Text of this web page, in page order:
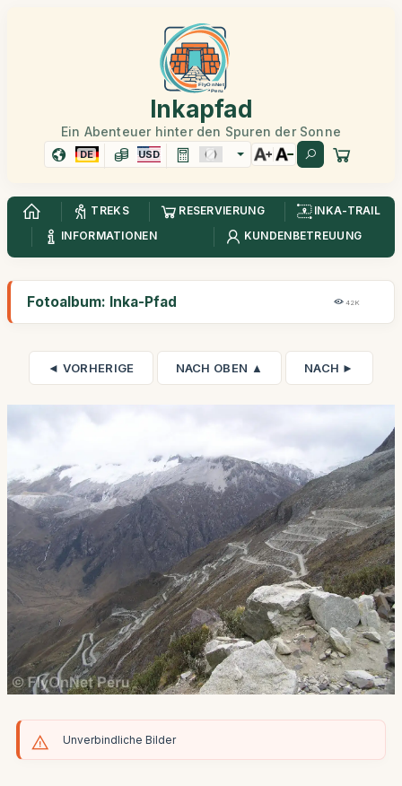
Inkapfad
Ein Abenteuer hinter den Spuren der Sonne
DE USD
TREKS RESERVIERUNG
INKA-TRAIL
INFORMATIONEN
KUNDENBETREUUNG
Fotoalbum: Inka-Pfad 42K
◄ VORHERIGE NACH OBEN ▲ NACH ►
Unverbindliche Bilder